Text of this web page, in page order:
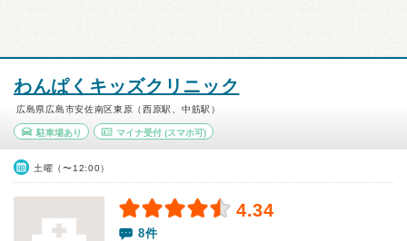
わんぱくキッズクリニック
広島県広島市安佐南区東原（西原駅、中筋駅）
駐車場あり マイナ受付(スマホ可)
土曜（〜12:00）
4.34
8件